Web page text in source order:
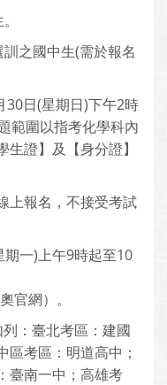
之國中生(需於報名
30日(星期日)下午2時
範圍以指考化學科內
證】及【身分證】
上報名，不接受考試
一)上午9時起至10
官網）。
：臺北考區：建國
區考區：明道高中；
臺南一中；高雄考